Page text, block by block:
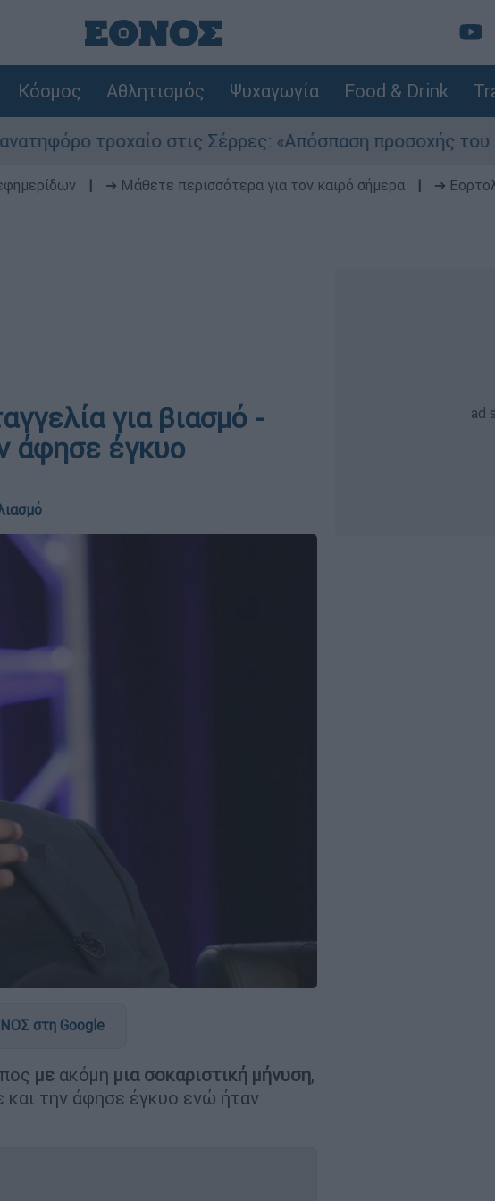
Κόσμος Αθλητισμός Ψυχαγωγία Food & Drink
στις Σέρρες: «Απόσπαση προσοχής του οδηγού» -
➔ Μάθετε περισσότερα για τον καιρό σήμερα
➔
για βιασμό -
άφησε έγκυο
στη Google
με ακόμη μια σοκαριστική μήνυση,
και την άφησε έγκυο ενώ ήταν